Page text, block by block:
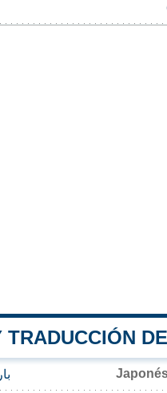
TRADUCCIÓN